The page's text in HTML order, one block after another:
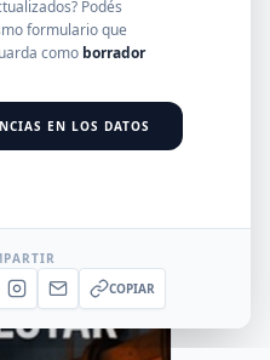
Podés
formulario que
como borrador
EN LOS DATOS
COPIAR